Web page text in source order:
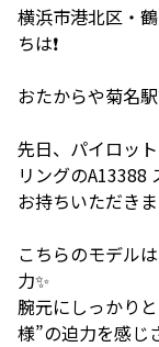
横浜市港北区・
ちは❗️
おたからや菊名
先日、パイロッ
リングのA13388
お持ちいただき
こちらのモデル
力✨
腕元にしっかり
様”の迫力を感じ